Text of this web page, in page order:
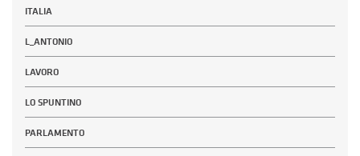
ITALIA
L_ANTONIO
LAVORO
LO SPUNTINO
PARLAMENTO